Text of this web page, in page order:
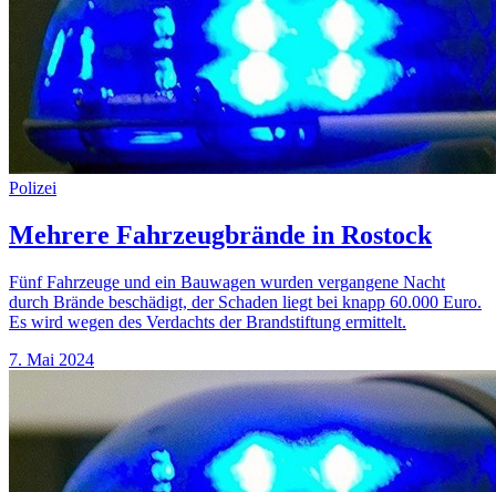
Polizei
Mehrere Fahrzeugbrände in Rostock
Fünf Fahrzeuge und ein Bauwagen wurden vergangene Nacht
durch Brände beschädigt, der Schaden liegt bei knapp 60.000 Euro.
Es wird wegen des Verdachts der Brandstiftung ermittelt.
7. Mai 2024